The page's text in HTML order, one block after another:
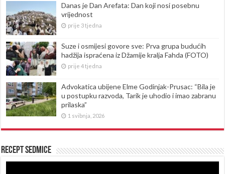
Danas je Dan Arefata: Dan koji nosi posebnu
vrijednost
prije 3 tjedna
Suze i osmijesi govore sve: Prva grupa budućih
hadžija ispraćena iz Džamije kralja Fahda (FOTO)
prije 4 tjedna
Advokatica ubijene Elme Godinjak-Prusac: “Bila je
u postupku razvoda, Tarik je uhodio i imao zabranu
prilaska”
1 svibnja, 2026
Recept sedmice